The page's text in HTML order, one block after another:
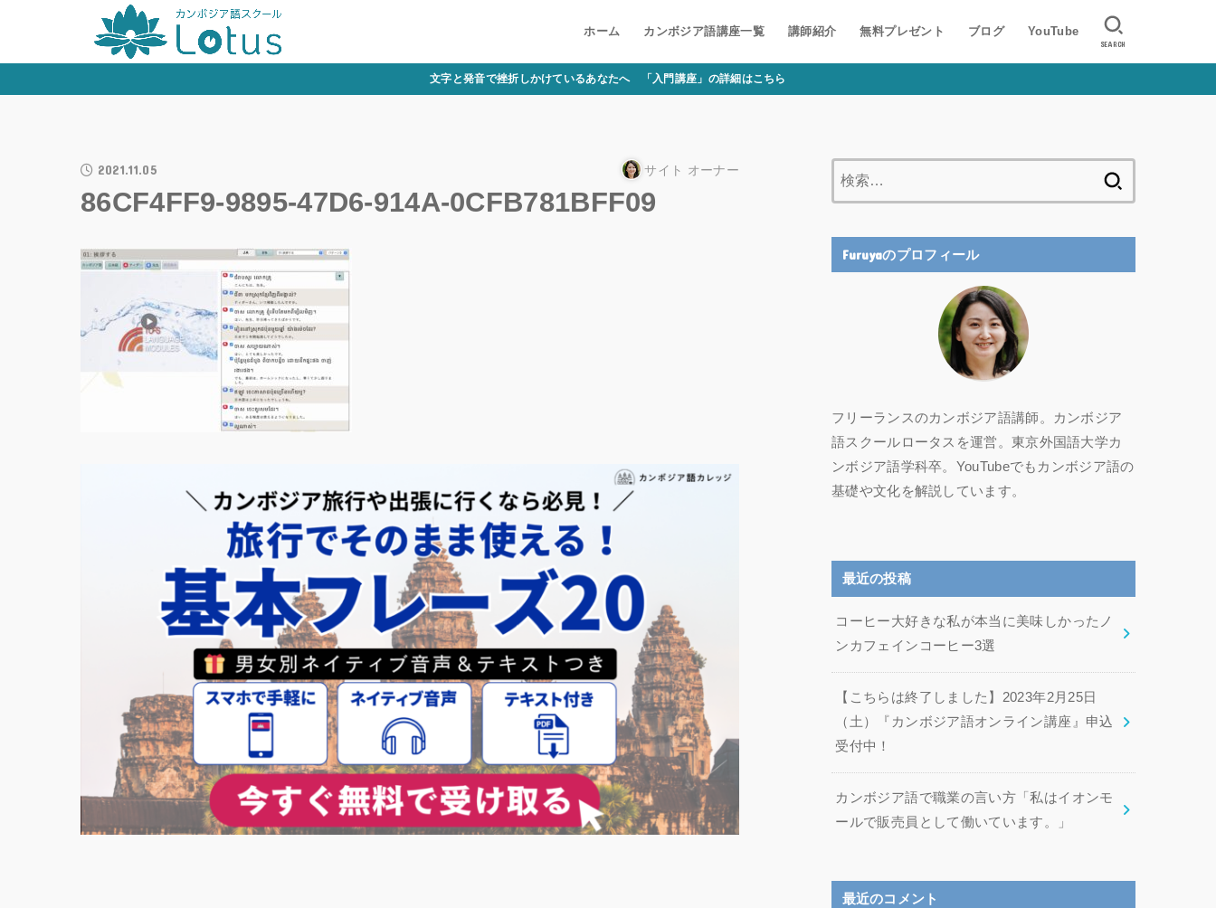
ホーム カンボジア語講座一覧 講師紹介 無料プレゼント ブログ YouTube
SEARCH
文字と発音で挫折しかけているあなたへ 「入門講座」の詳細はこちら
2021.11.05 サイト オーナー
86CF4FF9-9895-47D6-914A-0CFB781BFF09
Furuyaのプロフィール
フリーランスのカンボジア語講師。カンボジア
語スクールロータスを運営。東京外国語大学カ
ンボジア語学科卒。YouTubeでもカンボジア語の
基礎や文化を解説しています。
最近の投稿
コーヒー大好きな私が本当に美味しかったノ
ンカフェインコーヒー3選
【こちらは終了しました】2023年2月25日
（土）『カンボジア語オンライン講座』申込
受付中！
カンボジア語で職業の言い方「私はイオンモ
ールで販売員として働いています。」
最近のコメント